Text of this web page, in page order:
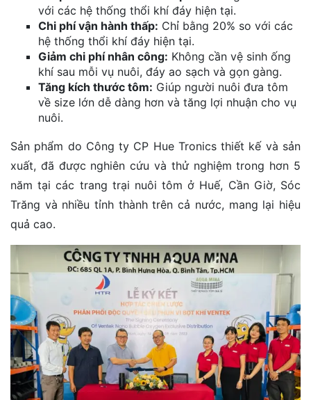
với các hệ thống thổi khí đáy hiện tại.
Chi phí vận hành thấp: Chỉ bằng 20% so với các
hệ thống thổi khí đáy hiện tại.
Giảm chi phí nhân công: Không cần vệ sinh ống
khí sau mỗi vụ nuôi, đáy ao sạch và gọn gàng.
Tăng kích thước tôm: Giúp người nuôi đưa tôm
về size lớn dễ dàng hơn và tăng lợi nhuận cho vụ
nuôi.
Sản phẩm do Công ty CP Hue Tronics thiết kế và sản
xuất, đã được nghiên cứu và thử nghiệm trong hơn 5
năm tại các trang trại nuôi tôm ở Huế, Cần Giờ, Sóc
Trăng và nhiều tỉnh thành trên cả nước, mang lại hiệu
quả cao.